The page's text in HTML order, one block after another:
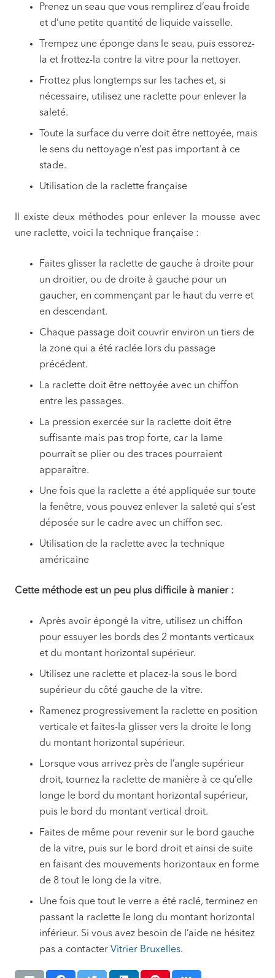
Prenez un seau que vous remplirez d’eau froide
et d’une petite quantité de liquide vaisselle.
Trempez une éponge dans le seau, puis essorez-
la et frottez-la contre la vitre pour la nettoyer.
Frottez plus longtemps sur les taches et, si
nécessaire, utilisez une raclette pour enlever la
saleté.
Toute la surface du verre doit être nettoyée, mais
le sens du nettoyage n’est pas important à ce
stade.
Utilisation de la raclette française
Il existe deux méthodes pour enlever la mousse avec
une raclette, voici la technique française :
Faites glisser la raclette de gauche à droite pour
un droitier, ou de droite à gauche pour un
gaucher, en commençant par le haut du verre et
en descendant.
Chaque passage doit couvrir environ un tiers de
la zone qui a été raclée lors du passage
précédent.
La raclette doit être nettoyée avec un chiffon
entre les passages.
La pression exercée sur la raclette doit être
suffisante mais pas trop forte, car la lame
pourrait se plier ou des traces pourraient
apparaître.
Une fois que la raclette a été appliquée sur toute
la fenêtre, vous pouvez enlever la saleté qui s’est
déposée sur le cadre avec un chiffon sec.
Utilisation de la raclette avec la technique
américaine
Cette méthode est un peu plus difficile à manier :
Après avoir épongé la vitre, utilisez un chiffon
pour essuyer les bords des 2 montants verticaux
et du montant horizontal supérieur.
Utilisez une raclette et placez-la sous le bord
supérieur du côté gauche de la vitre.
Ramenez progressivement la raclette en position
verticale et faites-la glisser vers la droite le long
du montant horizontal supérieur.
Lorsque vous arrivez près de l’angle supérieur
droit, tournez la raclette de manière à ce qu’elle
longe le bord du montant horizontal supérieur,
puis le bord du montant vertical droit.
Faites de même pour revenir sur le bord gauche
de la vitre, puis sur le bord droit et ainsi de suite
en faisant des mouvements horizontaux en forme
de 8 tout le long de la vitre.
Une fois que tout le verre a été raclé, terminez en
passant la raclette le long du montant horizontal
inférieur. Si vous avez besoin de l’aide ne hésitez
pas a contacter Vitrier Bruxelles.